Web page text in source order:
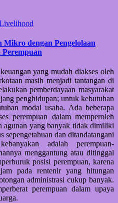
dengan Pengelolaan
yang mudah diakses oleh
masih menjadi tantangan di
pemberdayaan masyarakat
penghidupan; untuk kebutuhan
modal usaha. Ada beberapa
perempuan dalam memperoleh
agunan yang banyak tidak dimiliki
sepengetahuan dan ditandatangani
adalah perempuan-
menggantung atau ditinggal
posisi perempuan, karena
pada rentenir yang hitungan
administrasi cukup banyak.
perempuan dalam upaya